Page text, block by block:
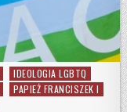
IDEOLOGIA LGBTQ
PAPIEŻ FRANCISZEK I